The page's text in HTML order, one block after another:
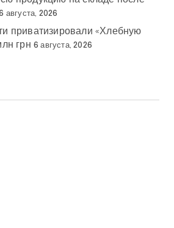
августа, 2026
приватизировали «Хлебную
грн 6 августа, 2026